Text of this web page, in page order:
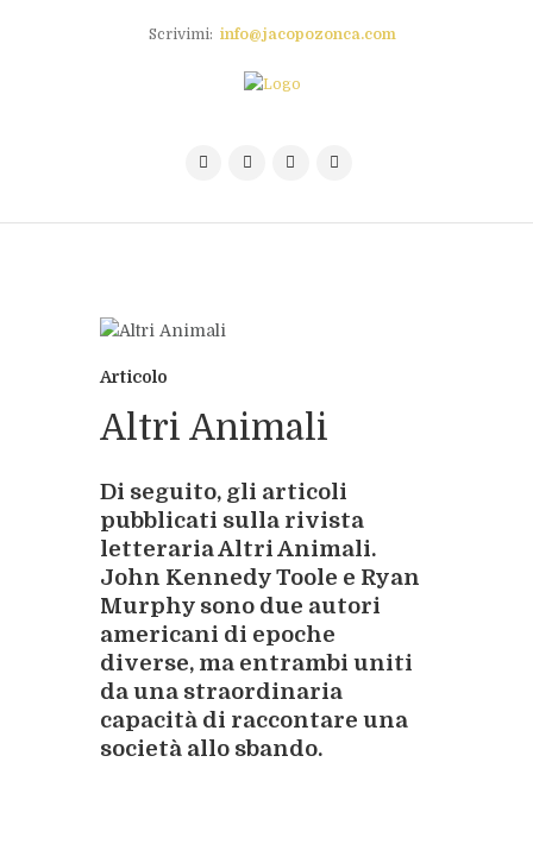
Scrivimi: info@jacopozonca.com
Articolo
Altri Animali
Di seguito, gli articoli
pubblicati sulla rivista
letterariaAltri Animali.
John Kennedy Toole e Ryan
Murphy sono due autori
americani di epoche
diverse, ma entrambi uniti
da una straordinaria
capacità di raccontare una
società allo sbando.